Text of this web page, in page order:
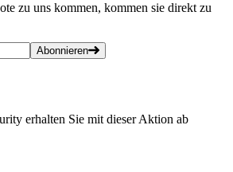
zu uns kommen, kommen sie direkt zu
Abonnieren
erhalten Sie mit dieser Aktion ab